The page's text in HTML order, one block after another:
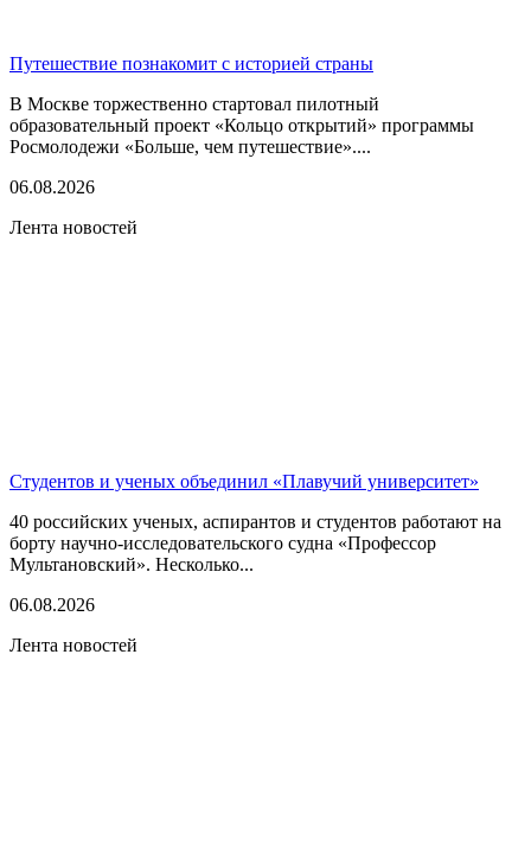
Путешествие познакомит с историей страны
В Москве торжественно стартовал пилотный
образовательный проект «Кольцо открытий» программы
Росмолодежи «Больше, чем путешествие»....
06.08.2026
Лента новостей
Студентов и ученых объединил «Плавучий университет»
40 российских ученых, аспирантов и студентов работают на
борту научно-исследовательского судна «Профессор
Мультановский». Несколько...
06.08.2026
Лента новостей